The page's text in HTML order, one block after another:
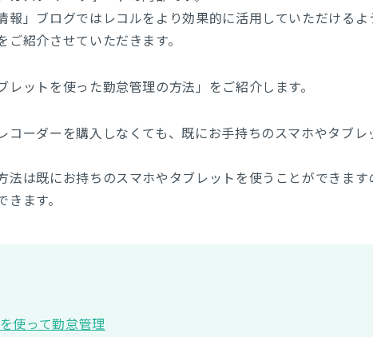
報」ブログではレコルをより効果的に活用していただける
ご紹介させていただきます。
レットを使った勤怠管理の方法」をご紹介します。
コーダーを購入しなくても、既にお手持ちのスマホやタブ
法は既にお持ちのスマホやタブレットを使うことができま
ます。
使って勤怠管理